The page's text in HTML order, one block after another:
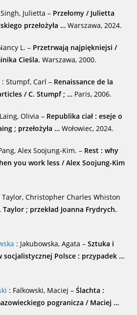
Julietta – Przełomy / Julietta
przełożyła … Warszawa, 2024.
L. – Przetrwają najpiękniejsi /
Cieśla. Warszawa, 2000.
: Stumpf, Carl – Renaissance de la
/ C. Stumpf ; … Paris, 2006.
Olivia – Republika ciał : eseje o
; przełożyła … Wołowiec, 2024.
Alex Soojung-Kim. – Rest : why
you work less / Alex Soojung-Kim
Taylor, Christopher Charles Whiston
Taylor ; przekład Joanna Frydrych.
: Jakubowska, Agata – Sztuka i
socjalistycznej Polsce : przypadek …
: Falkowski, Maciej – Ślachta :
pogranicza / Maciej …